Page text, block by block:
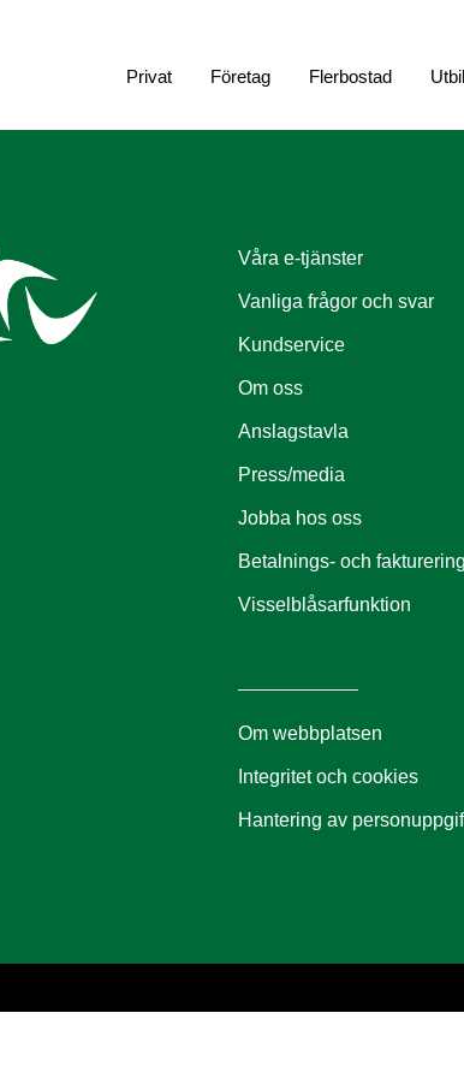
Privat Företag Flerbostad
Våra e-tjänster
Vanliga frågor och svar
Kundservice
Om oss
Anslagstavla
Press/media
Jobba hos oss
Betalnings- och
Visselblåsarfunktion
Om webbplatsen
Integritet och cookies
Hantering av